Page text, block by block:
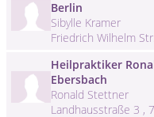
Berlin
Sibylle Kramer
Friedrich Wilhelm
Heilpraktiker
Ebersbach
Ronald Stettner
Landhausstraße 3 ,